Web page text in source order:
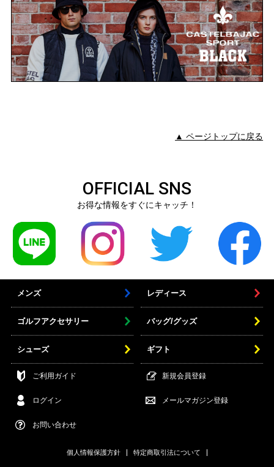
▲ ページトップに戻る
OFFICIAL SNS
お得な情報をすぐにキャッチ！
メンズ レディース
ゴルフアクセサリー バッグ/グッズ
シューズ ギフト
ご利用ガイド 新規会員登録
ログイン メールマガジン登録
お問い合わせ
個人情報保護方針 特定商取引法について